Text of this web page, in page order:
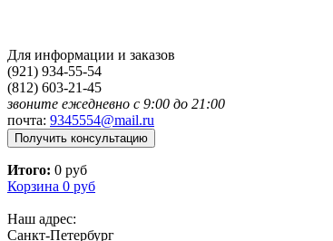
Для информации и заказов
(921) 934-55-54
(812) 603-21-45
звоните ежедневно с 9:00 до 21:00
почта: 9345554@mail.ru
Получить консультацию
Итого: 0 руб
Корзина 0 руб
Наш адрес:
Санкт-Петербург